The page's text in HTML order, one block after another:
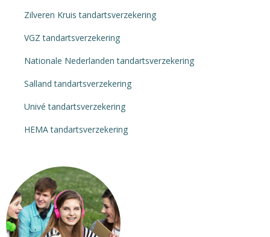
Zilveren Kruis tandartsverzekering
VGZ tandartsverzekering
Nationale Nederlanden tandartsverzekering
Salland tandartsverzekering
Univé tandartsverzekering
HEMA tandartsverzekering